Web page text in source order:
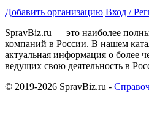
Добавить организацию Вход /
SpravBiz.ru — это наиболее
компаний в России. В нашем
актуальная информация о более
ведущих свою деятельность в
© 2019-2026 SpravBiz.ru -